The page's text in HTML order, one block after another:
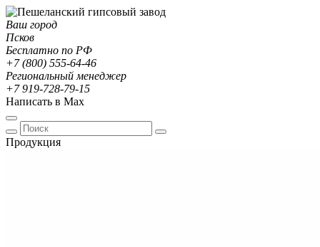
Ваш город
Псков
Бесплатно по РФ
+7 (800) 555-64-46
Региональный менеджер
+7 919-728-79-15
Написать в Max
Продукция